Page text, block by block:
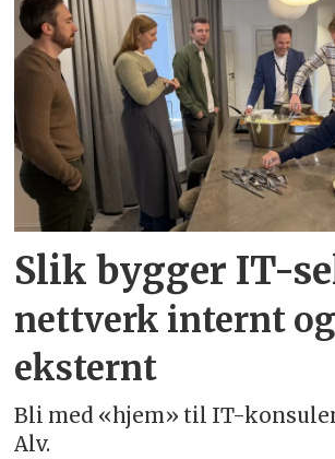
Slik bygger IT-
nettverk internt og
eksternt
Bli med «hjem» til IT-
Alv.